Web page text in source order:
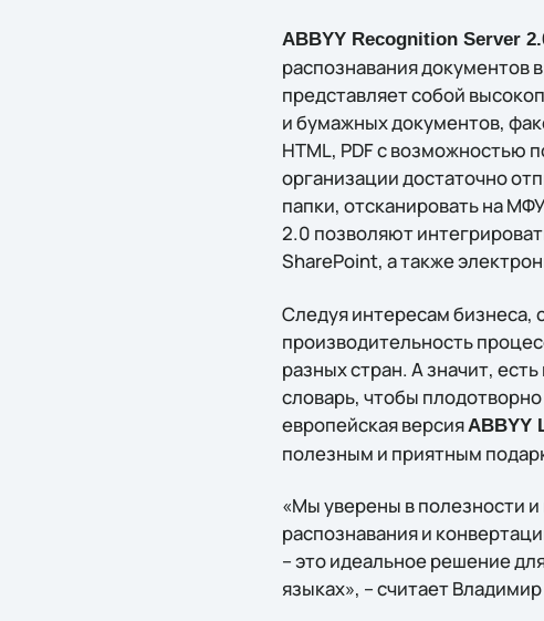
ABBYY Recognition Server
распознавания документов
представляет собой
и бумажных документов,
HTML, PDF с возможностью
организации достаточно
папки, отсканировать на
2.0 позволяют
SharePoint, а также
Следуя интересам бизнеса,
производительность
разных стран. А значит,
словарь, чтобы
европейская версияABBYY
полезным и приятным
«Мы уверены в полезности
распознавания и
– это идеальное решение
языках», – считает